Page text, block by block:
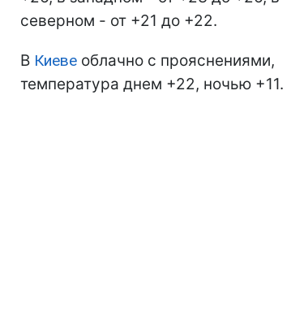
северном - от +21 до +22.
В Киеве облачно с прояснениями,
температура днем +22, ночью +11.